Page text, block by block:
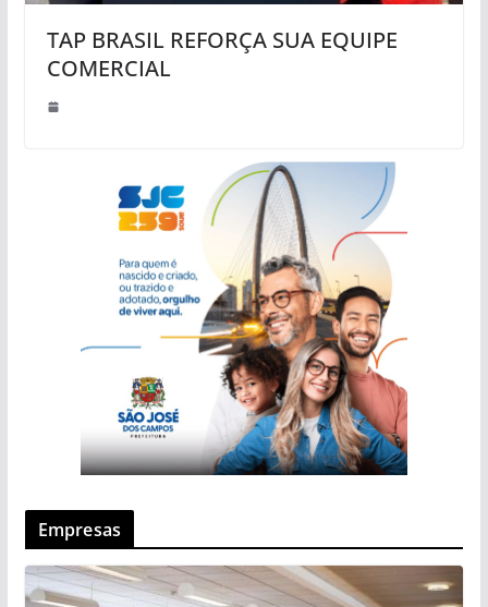
TAP BRASIL REFORÇA SUA EQUIPE
COMERCIAL
Empresas